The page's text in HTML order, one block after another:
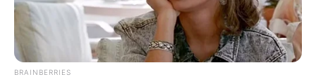
BRAINBERRIES